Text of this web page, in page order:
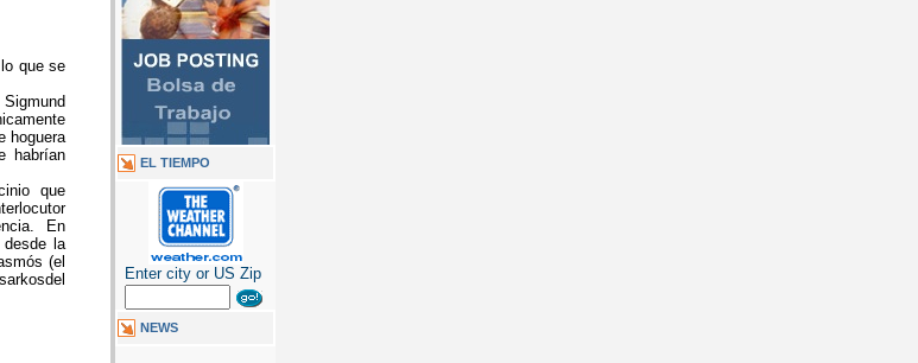
que se
hoguera
habrían
que
En
la
(el
EL TIEMPO
Enter city or US Zip
NEWS